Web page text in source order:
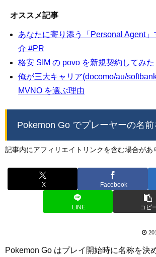
オススメ記事
あなたに寄り添う「Personal Agent」
介 #PR
格安 SIM の povo を新規契約してみた
俺が三大キャリア(docomo/au/
MVNO を選ぶ理由
Pokemon Go でプレーヤーの名前
記事内にアフィリエイトリンクを含む場合があ
X Facebook
LINE コピ
Pokemon Go はプレイ開始時に名称を決